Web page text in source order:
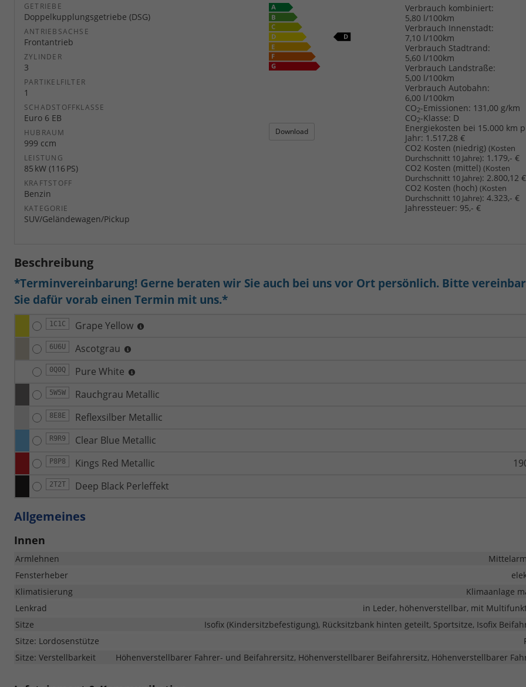
GETRIEBE
Doppelkupplungsgetriebe (DSG)
ANTRIEBSACHSE
Frontantrieb
ZYLINDER
3
PARTIKELFILTER
1
SCHADSTOFFKLASSE
Euro 6 EB
HUBRAUM
999 ccm
LEISTUNG
85 kW (116 PS)
KRAFTSTOFF
Benzin
KATEGORIE
SUV/Geländewagen/Pickup
Verbrauch kombiniert:
5,80 l/100km
Verbrauch Innenstadt:
7,10 l/100km
Verbrauch Stadtrand:
5,60 l/100km
Verbrauch Landstraße:
5,00 l/100km
Verbrauch Autobahn:
6,00 l/100km
CO2-Emissionen: 131,00 g/km
CO2-Klasse: D
Download
Energiekosten bei 15.000 km
Jahr: 1.517,28 €
CO2 Kosten (niedrig) (Kosten
Durchschnitt 10 Jahre): 1.179,- €
CO2 Kosten (mittel) (Kosten
Durchschnitt 10 Jahre): 2.800,12 €
CO2 Kosten (hoch) (Kosten
Durchschnitt 10 Jahre): 4.323,- €
Jahressteuer: 95,- €
Beschreibung
*Terminvereinbarung! Gerne beraten wir Sie auch bei uns vor Ort persönlich. Bitte
Sie dafür vorab einen Termin mit uns.*
1C1C Grape Yellow
6U6U Ascotgrau
0Q0Q Pure White
5W5W Rauchgrau Metallic
8E8E Reflexsilber Metallic
R9R9 Clear Blue Metallic
P8P8 Kings Red Metallic
2T2T Deep Black Perleffekt
Allgemeines
Innen
Armlehnen
Fensterheber
Klimatisierung
Klimaanlage
Lenkrad
in Leder, höhenverstellbar, mit
Sitze
Isofix (Kindersitzbefestigung), Rücksitzbank hinten geteilt, Sportsitze, Isofix
Sitze: Lordosenstütze
Sitze: Verstellbarkeit
Höhenverstellbarer Fahrer- und Beifahrersitz, Höhenverstellbarer Beifahrersitz, Höhenverstellbarer